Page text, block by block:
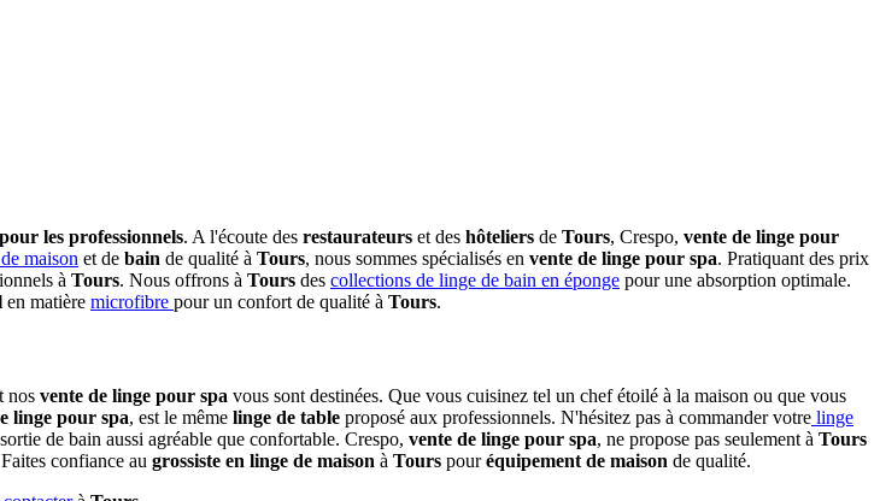
les professionnels. A l'écoute des restaurateurs et des hôteliers de Tours, Crespo, vente de linge pour
maison et de bain de qualité à Tours, nous sommes spécialisés en vente de linge pour spa. Pratiquant des prix
à Tours. Nous offrons à Tours des collections de linge de bain en éponge pour une absorption optimale.
en matière microfibre pour un confort de qualité à Tours.
nos vente de linge pour spa vous sont destinées. Que vous cuisinez tel un chef étoilé à la maison ou que vous
linge pour spa, est le même linge de table proposé aux professionnels. N'hésitez pas à commander votre linge
de bain aussi agréable que confortable. Crespo, vente de linge pour spa, ne propose pas seulement à Tours
confiance au grossiste en linge de maison à Tours pouréquipement de maison de qualité.